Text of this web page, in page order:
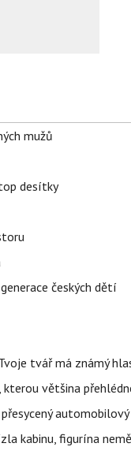
mužů
desítky
českých dětí
tvář má známý
většina
kabinu, figurína